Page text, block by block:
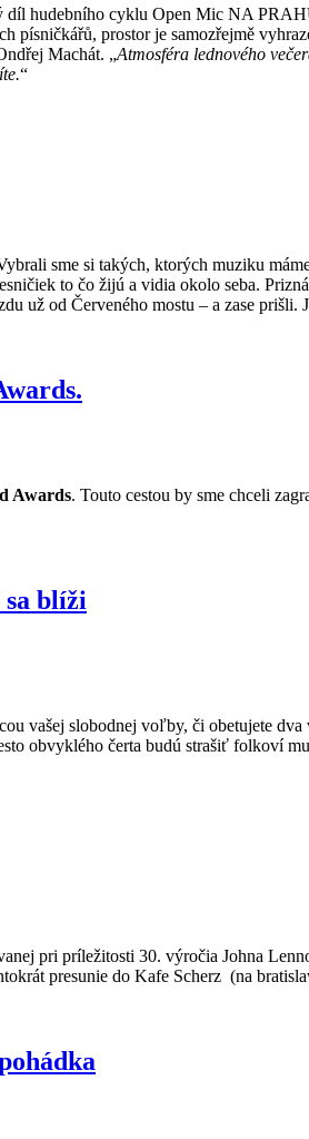
hudebního cyklu Open Mic NA
písničkářů, prostor je samozřejmě
Machát. „Atmosféra lednového
“
sme si takých, ktorých muziku
to čo žijú a vidia okolo seba.
už od Červeného mostu – a zase
Awards. Touto cestou by sme chceli
blíži
vašej slobodnej voľby, či obetujete
obvyklého čerta budú strašiť folkoví
pri príležitosti 30. výročia Johna
presunie do Kafe Scherz (na